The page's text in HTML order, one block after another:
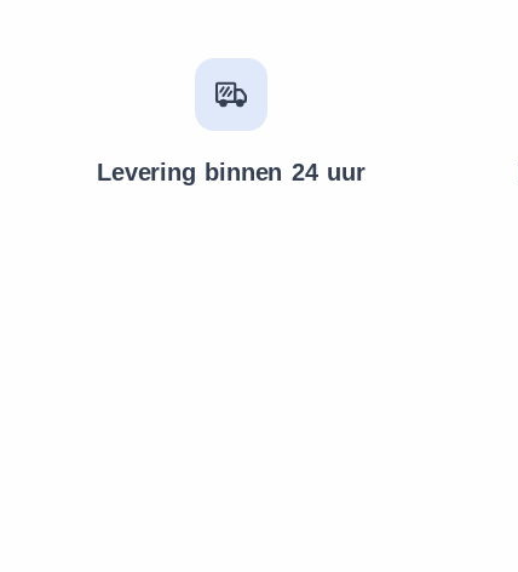
Levering binnen 24 uur